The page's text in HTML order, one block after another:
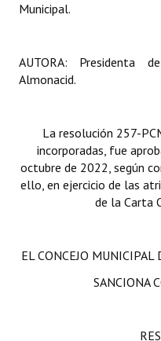
Municipal.
AUTORA: Presidenta
Almonacid.
La resolución 257-
incorporadas, fue
octubre de 2022, según
ello, en ejercicio de las
de la Carta
EL CONCEJO MUNICIPAL
SANCIONA